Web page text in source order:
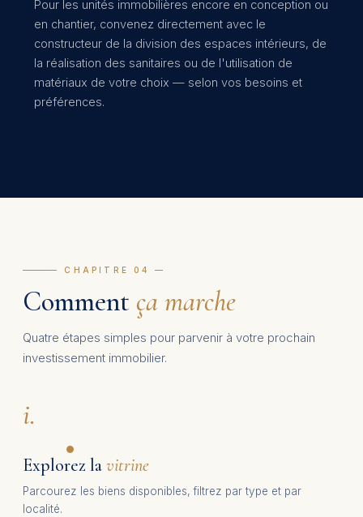
Pour les unités immobilières encore en conception ou
en chantier, convenez directement avec le
constructeur de la division des espaces intérieurs, de
la réalisation des sanitaires ou de l'utilisation de
matériaux de votre choix — selon vos besoins et
préférences.
— CHAPITRE 04 —
Comment ça marche
Quatre étapes simples pour parvenir à votre prochain
investissement immobilier.
i.
Explorez lavitrine
Parcourez les biens disponibles, filtrez par type et par
localité.